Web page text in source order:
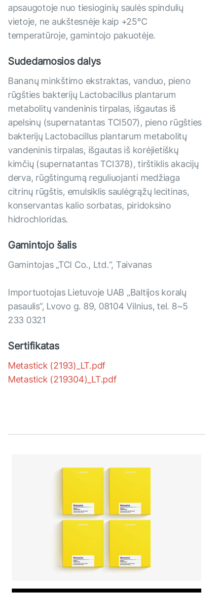
apsaugotoje nuo tiesioginių saulės spindulių
vietoje, ne aukštesnėje kaip +25°С
temperatūroje, gamintojo pakuotėje.
Sudedamosios dalys
Bananų minkštimo ekstraktas, vanduo, pieno
rūgšties bakterijų Lactobacillus plantarum
metabolitų vandeninis tirpalas, išgautas iš
apelsinų (supernatantas TCI507), pieno rūgšties
bakterijų Lactobacillus plantarum metabolitų
vandeninis tirpalas, išgautas iš korėjietiškų
kimčių (supernatantas TCI378), tirštiklis akacijų
derva, rūgštingumą reguliuojanti medžiaga
citrinų rūgštis, emulsiklis saulėgrąžų lecitinas,
konservantas kalio sorbatas, piridoksino
hidrochloridas.
Gamintojo šalis
Gamintojas „TCI Co., Ltd.“, Taivanas
Importuotojas Lietuvoje UAB „Baltijos koralų
pasaulis“, Lvovo g. 89, 08104 Vilnius, tel. 8~5
233 0321
Sertifikatas
Metastick (2193)_LT.pdf
Metastick (219304)_LT.pdf